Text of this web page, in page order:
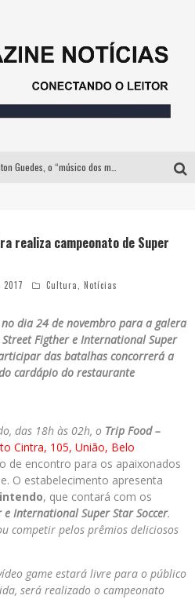
realiza campeonato de Super
Cultura Notícias
dia 24 de novembro para a galera
Figther e International Super
das batalhas concorrerá a
cardápio do restaurante
das 18h às 02h, o Trip Food –
Cintra, 105, União, Belo
de encontro para os apaixonados
O estabelecimento apresenta
, que contará com os
e International Super Star Soccer.
competir pelos prêmios deliciosos
game estará livre para o público
será realizado o campeonato